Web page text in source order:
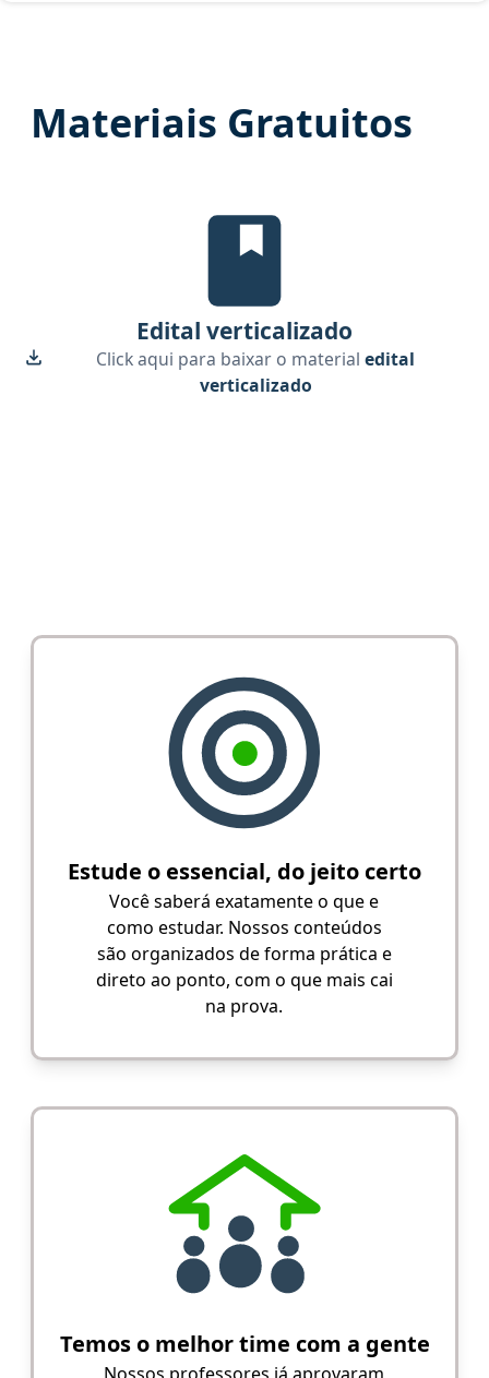
Materiais Gratuitos
Edital Verticalizado, material
Edital verticalizado
Click aqui para baixar o materialedital
verticalizado
Estude o essencial, do jeito certo
Você saberá exatamente o que e
como estudar. Nossos conteúdos
são organizados de forma prática e
direto ao ponto, com o que mais cai
na prova.
Temos o melhor time com a gente